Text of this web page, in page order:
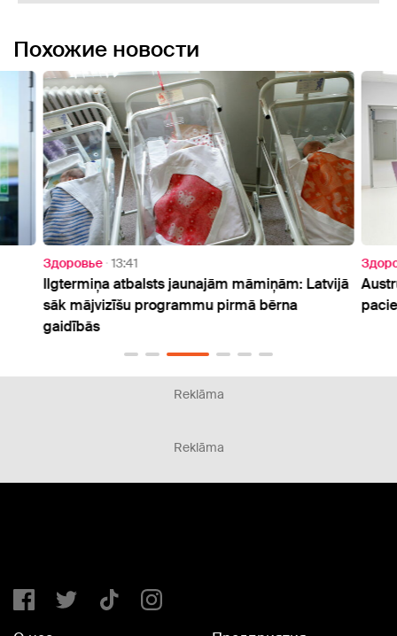
Похожие новости
Здоровье 13:41
Ilgtermiņa atbalsts jaunajām māmiņām: Latvijā
sāk mājvizīšu programmu pirmā bērna
gaidībās
Reklāma
Reklāma